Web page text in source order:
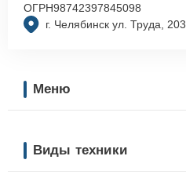
г. Челябинск ул. Труда, 203
ОГРН98742397845098
Меню
Виды техники